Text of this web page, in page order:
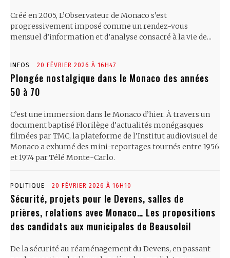
Créé en 2005, L’Observateur de Monaco s’est
progressivement imposé comme un rendez-vous
mensuel d’information et d’analyse consacré à la vie de...
INFOS 20 FÉVRIER 2026 À 16H47
Plongée nostalgique dans le Monaco des années
50 à 70
C’est une immersion dans le Monaco d’hier. À travers un
document baptisé Florilège d’actualités monégasques
filmées par TMC, la plateforme de l’Institut audiovisuel de
Monaco a exhumé des mini-reportages tournés entre 1956
et 1974 par Télé Monte-Carlo.
POLITIQUE 20 FÉVRIER 2026 À 16H10
Sécurité, projets pour le Devens, salles de
prières, relations avec Monaco… Les propositions
des candidats aux municipales de Beausoleil
De la sécurité au réaménagement du Devens, en passant